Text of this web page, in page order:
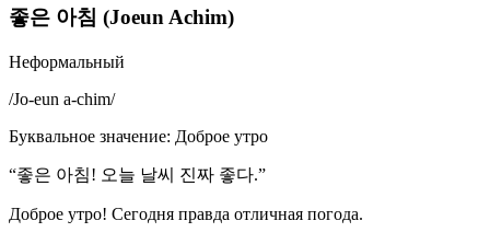
좋은 아침 (Joeun Achim)
Неформальный
/Jo-eun a-chim/
Буквальное значение: Доброе утро
“좋은 아침! 오늘 날씨 진짜 좋다.”
Доброе утро! Сегодня правда отличная погода.